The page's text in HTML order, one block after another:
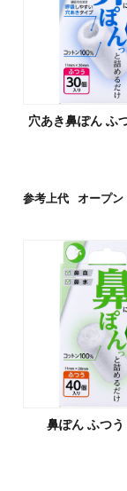
穴あき鼻ぽん ふ
参考上代 オープン
鼻ぽん ふつ